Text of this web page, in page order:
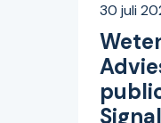
30 juli